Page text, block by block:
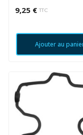
9,25 € TTC
Ajouter au